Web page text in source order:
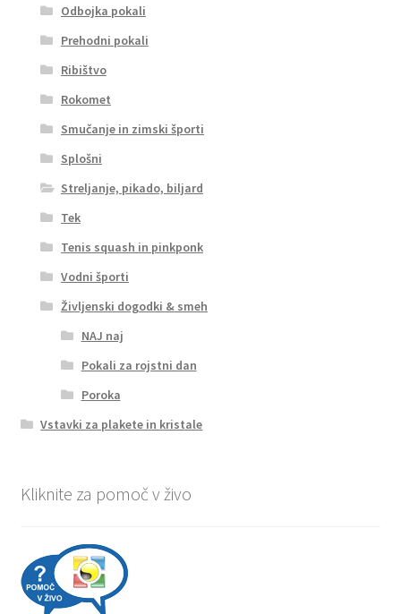
Odbojka pokali
Prehodni pokali
Ribištvo
Rokomet
Smučanje in zimski športi
Splošni
Streljanje, pikado, biljard
Tek
Tenis squash in pinkponk
Vodni športi
Življenski dogodki & smeh
NAJ naj
Pokali za rojstni dan
Poroka
Vstavki za plakete in kristale
Kliknite za pomoč v živo